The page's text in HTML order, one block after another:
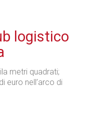
logistico
metri quadrati;
euro nell’arco di